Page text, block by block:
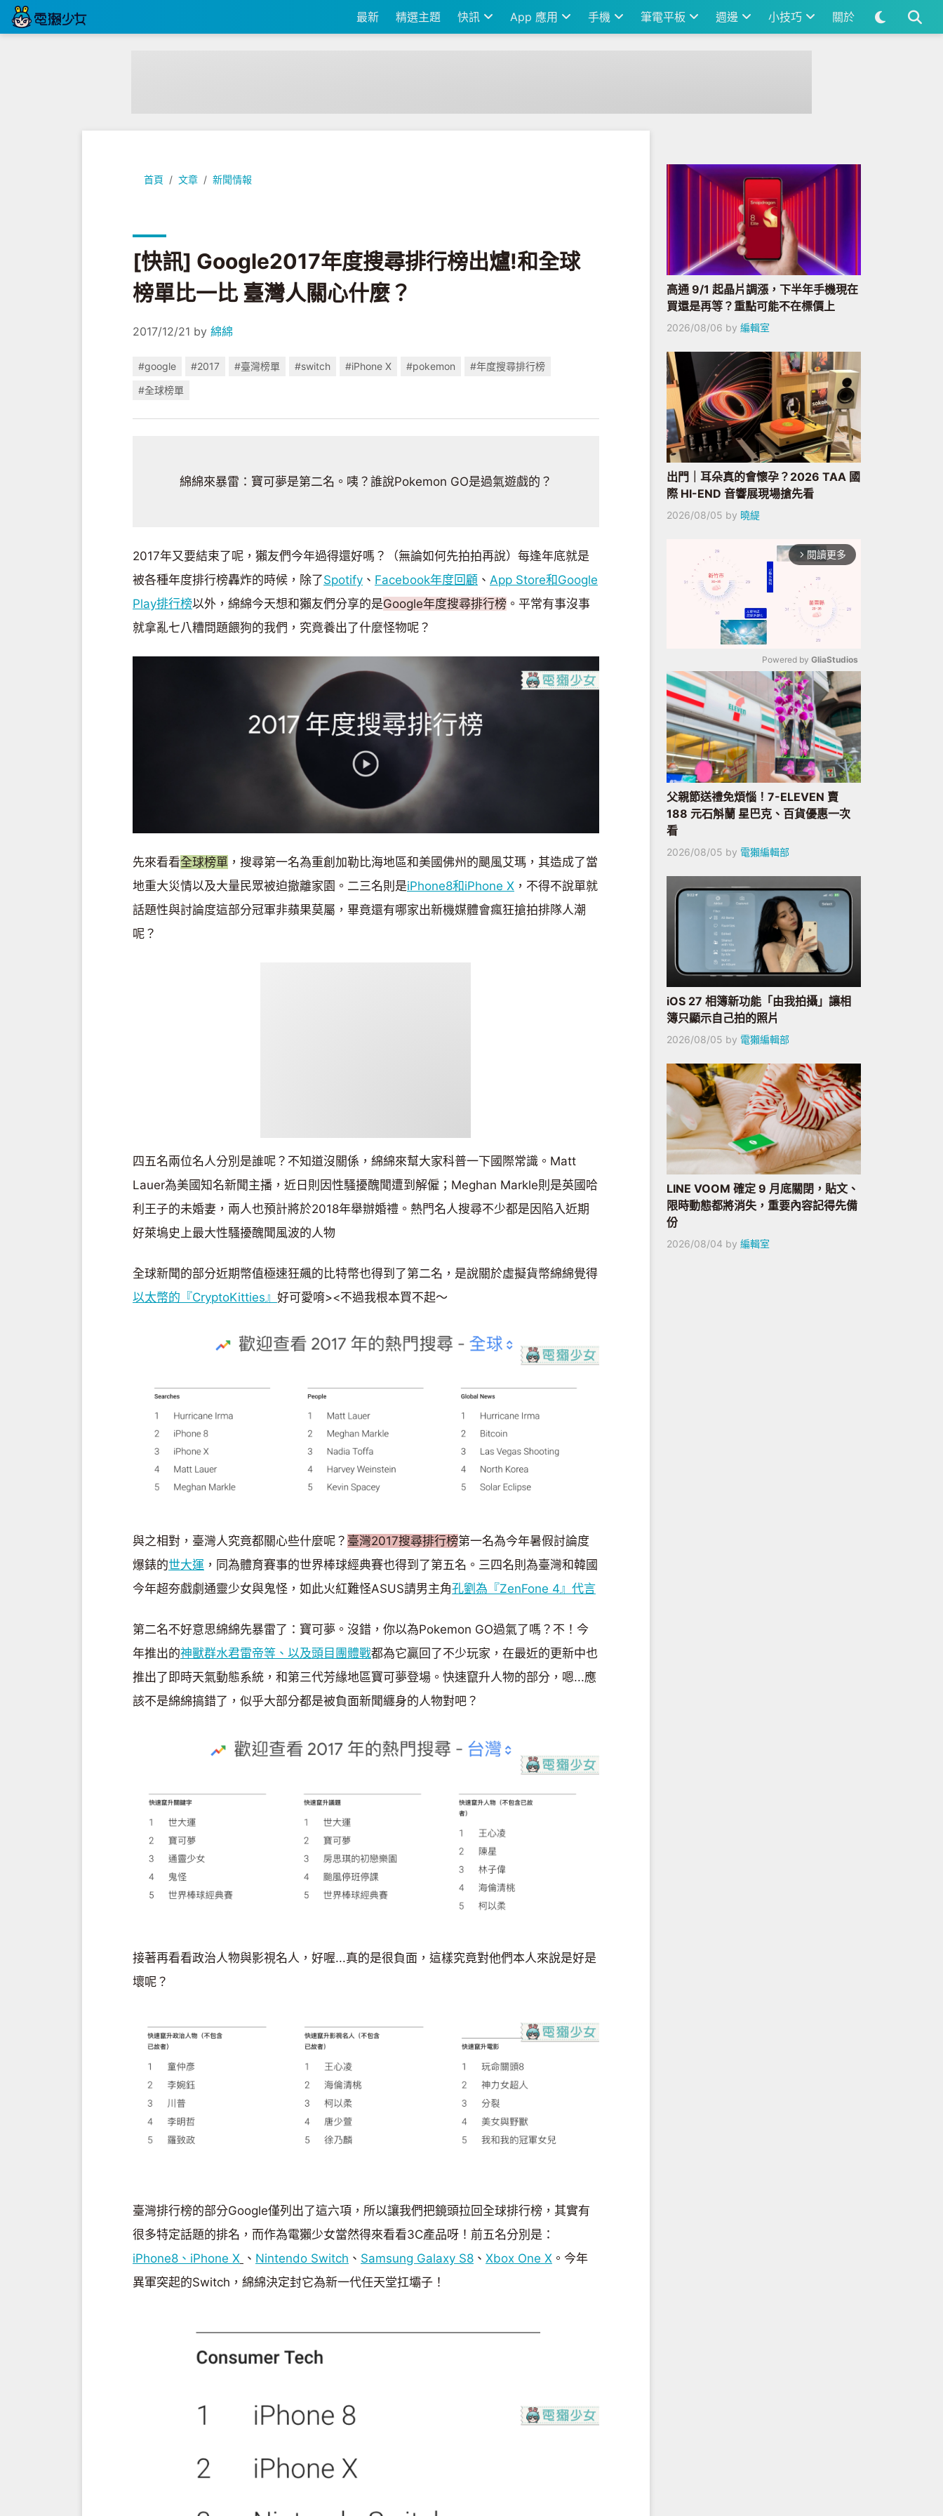
最新 精選主題 快訊 App 應用 手機 筆電平板 週邊 小技巧 關於
首頁 文章 新聞情報
[快訊] Google2017年度搜尋排行榜出爐!和全球榜單比一比 臺灣人關心什麼？
[快訊] Google2017年度搜尋排行榜出爐!和全球
榜單比一比 臺灣人關心什麼？
2017/12/21 by 綿綿
#google #2017 #臺灣榜單 #switch #iPhone X #pokemon
#年度搜尋排行榜
#全球榜單
綿綿來暴雷：寶可夢是第二名。咦？誰說Pokemon GO是過氣遊戲的？
2017年又要結束了呢，獺友們今年過得還好嗎？（無論如何先拍拍再說）每逢年底就是
被各種年度排行榜轟炸的時候，除了Spotify 、 Facebook年度回顧 、 App Store和Google
Play排行榜以外，綿綿今天想和獺友們分享的是Google年度搜尋排行榜 。平常有事沒事
就拿亂七八糟問題餵狗的我們，究竟養出了什麼怪物呢？
先來看看全球榜單 ，搜尋第一名為重創加勒比海地區和美國佛州的颶風艾瑪，其造成了當
地重大災情以及大量民眾被迫撤離家園。二三名則是iPhone8和iPhone X ，不得不說單就
話題性與討論度這部分冠軍非蘋果莫屬，畢竟還有哪家出新機媒體會瘋狂搶拍排隊人潮
呢？
四五名兩位名人分別是誰呢？不知道沒關係，綿綿來幫大家科普一下國際常識。Matt
Lauer為美國知名新聞主播，近日則因性騷擾醜聞遭到解僱；Meghan Markle則是英國哈
利王子的未婚妻，兩人也預計將於2018年舉辦婚禮。熱門名人搜尋不少都是因陷入近期
好萊塢史上最大性騷擾醜聞風波的人物
全球新聞的部分近期幣值極速狂飆的比特幣也得到了第二名，是說關於虛擬貨幣綿綿覺得
以太幣的『CryptoKitties』 好可愛唷><不過我根本買不起～
與之相對，臺灣人究竟都關心些什麼呢？ 臺灣2017搜尋排行榜第一名為今年暑假討論度
爆錶的世大運 ，同為體育賽事的世界棒球經典賽也得到了第五名。三四名則為臺灣和韓國
今年超夯戲劇通靈少女與鬼怪，如此火紅難怪ASUS請男主角孔劉為『ZenFone 4』代言
第二名不好意思綿綿先暴雷了：寶可夢。沒錯，你以為Pokemon GO過氣了嗎？不！今
年推出的神獸群水君雷帝等、以及頭目團體戰都為它贏回了不少玩家，在最近的更新中也
推出了即時天氣動態系統，和第三代芳緣地區寶可夢登場。快速竄升人物的部分，嗯...應
該不是綿綿搞錯了，似乎大部分都是被負面新聞纏身的人物對吧？
接著再看看政治人物與影視名人，好喔...真的是很負面，這樣究竟對他們本人來說是好是
壞呢？
臺灣排行榜的部分Google僅列出了這六項，所以讓我們把鏡頭拉回全球排行榜，其實有
很多特定話題的排名，而作為電獺少女當然得來看看3C產品呀！前五名分別是：
iPhone8、iPhone X 、 Nintendo Switch 、 Samsung Galaxy S8 、 Xbox One X 。今年
異軍突起的Switch，綿綿決定封它為新一代任天堂扛壩子！
高通 9/1 起晶片調漲，下半年手機現在
買還是再等？重點可能不在標價上
2026/08/06 by 編輯室
出門｜耳朵真的會懷孕？2026 TAA 國
際 HI-END 音響展現場搶先看
2026/08/05 by 曉緹
arrow_forward_ios 閱讀更多
Mute
Powered by GliaStudios
父親節送禮免煩惱！7-ELEVEN 賣
188 元石斛蘭 星巴克、百貨優惠一次
看
2026/08/05 by 電獺編輯部
iOS 27 相簿新功能「由我拍攝」讓相
簿只顯示自己拍的照片
2026/08/05 by 電獺編輯部
LINE VOOM 確定 9 月底關閉，貼文、
限時動態都將消失，重要內容記得先備
份
2026/08/04 by 編輯室